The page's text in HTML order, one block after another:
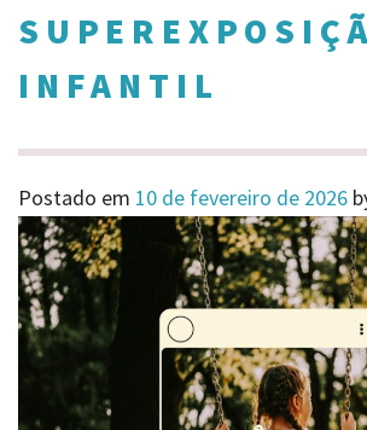
INFANTIL
Postado em 10 de fevereiro de 2026